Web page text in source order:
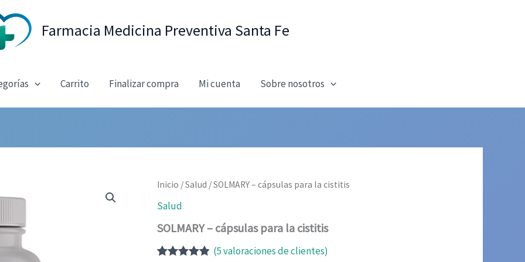
Farmacia Medicina Preventiva Santa Fe
Carrito Finalizar compra Mi cuenta Sobre nosotros
Inicio /Salud / SOLMARY – cápsulas para la cistitis
Salud
SOLMARY – cápsulas para la cistitis
(5valoraciones de clientes)